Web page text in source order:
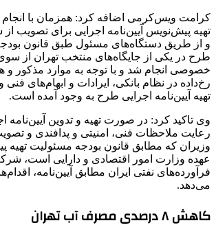
کرامت ویس‌کرمی اضافه کرد: همزمان با انجام
تهیه پیش‌نویس آیین‌نامه اجرایی برای تصویب
و از طریق دستگاه‌های مسئول طبق قانون
طرح در یکی از جایگاه‌های منتخب تهران از
خصوصی انجام شد و با توجه به موارد مذکور و
رخ‌داده در نظام بانکی، ایرادات و ابهام‌های فنی
تهیه آیین‌نامه اجرایی طرح به وجود آمده است.
وی تاکید کرد: در صورت تهیه و تدوین آیین‌نامه
رعایت ملاحظات فنی، امنیتی و پدافندی و
وزیران که مطابق قانون بودجه مسئولیت تهیه
عهده وزارت امور اقتصادی و دارایی است،
فرآورده‌های نفتی ایران مطابق آیین‌نامه،
می‌دهد.
کاهش ۸ درصدی مصرف آب تهران